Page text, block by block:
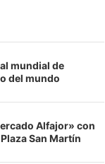
mundial de
del mundo
Alfajor» con
San Martín